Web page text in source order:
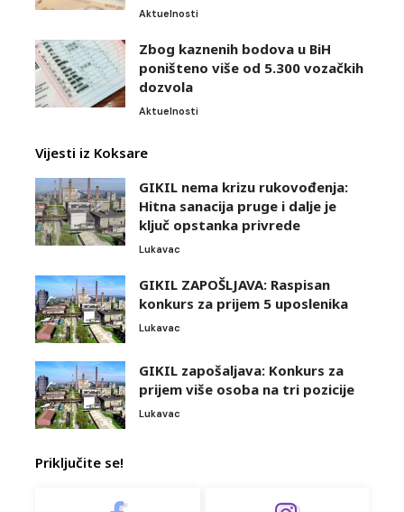
Aktuelnosti
Zbog kaznenih bodova u BiH
poništeno više od 5.300 vozačkih
dozvola
Aktuelnosti
Vijesti iz Koksare
GIKIL nema krizu rukovođenja:
Hitna sanacija pruge i dalje je
ključ opstanka privrede
Lukavac
GIKIL ZAPOŠLJAVA: Raspisan
konkurs za prijem 5 uposlenika
Lukavac
GIKIL zapošaljava: Konkurs za
prijem više osoba na tri pozicije
Lukavac
Priključite se!